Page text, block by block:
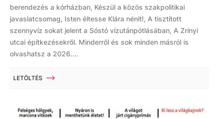
berendezés a kórházban, Készül a közös szakpolitikai
javaslatcsomag, Isten éltesse Klára nénit!, A tisztított
szennyvíz sokat jelent a Sóstó vízutánpótlásában, A Zrínyi
utcai építkezésekről. Minderről és sok minden másról is
olvashatsz a 2026....
LETÖLTÉS